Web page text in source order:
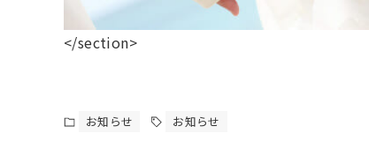
</section>
お知らせ お知らせ